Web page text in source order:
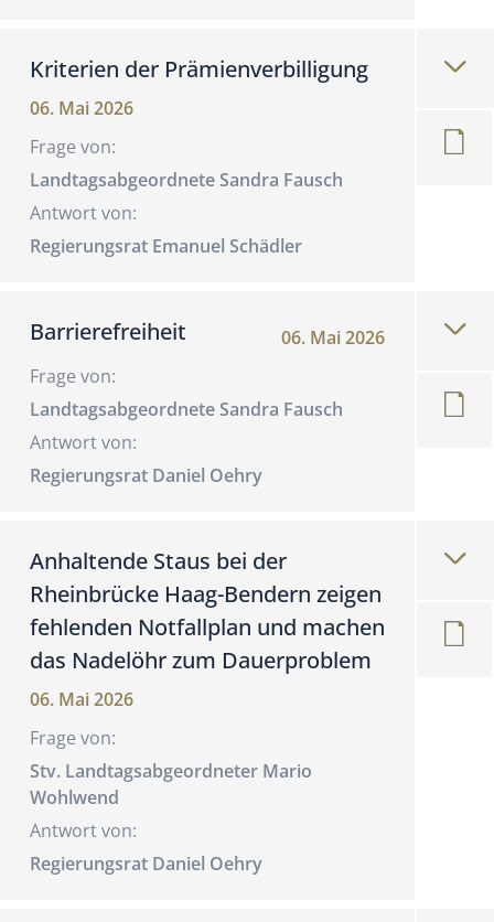
Kriterien der Prämienverbilligung
06. Mai 2026
Frage von:
Landtagsabgeordnete Sandra Fausch
Antwort von:
Regierungsrat Emanuel Schädler
Barrierefreiheit
06. Mai 2026
Frage von:
Landtagsabgeordnete Sandra Fausch
Antwort von:
Regierungsrat Daniel Oehry
Anhaltende Staus bei der
Rheinbrücke Haag-Bendern zeigen
fehlenden Notfallplan und machen
das Nadelöhr zum Dauerproblem
06. Mai 2026
Frage von:
Stv. Landtagsabgeordneter Mario
Wohlwend
Antwort von:
Regierungsrat Daniel Oehry